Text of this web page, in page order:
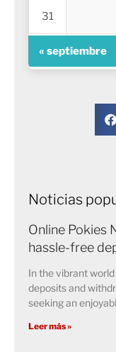
31
« septiembre
Noticias
Online Pokies
hassle-free
In the vibrant
deposits and
seeking an
Leer más »